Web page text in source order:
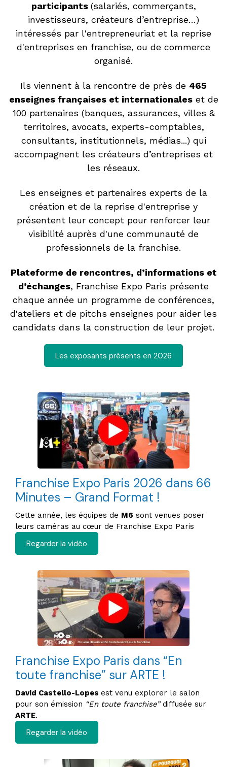
participants (salariés, commerçants,
investisseurs, créateurs d’entreprise…)
intéressés par l'entrepreneuriat et la reprise
d'entreprises en franchise, ou de commerce
organisé.
Ils viennent à la rencontre de près de 465
enseignes françaises et internationaleset de
100 partenaires (banques, assurances, villes &
territoires, avocats, experts-comptables,
consultants, institutionnels, médias...) qui
accompagnent les créateurs d’entreprises et
les réseaux.
Les enseignes et partenaires experts de la
création et de la reprise d'entreprise y
présentent leur concept pour renforcer leur
visibilité auprès d'une communauté de
professionnels de la franchise.
Plateforme de rencontres, d’informations et
d’échanges, Franchise Expo Paris présente
chaque année un programme de conférences,
d'ateliers et de pitchs enseignes pour aider les
candidats dans la construction de leur projet.
Les exposants présents en 2026
Franchise Expo Paris 2026 dans 66
Minutes – Grand Format !
Cette année, les équipes de M6 sont venues poser
leurs caméras au cœur de Franchise Expo Paris
Regarder la vidéo
Franchise Expo Paris dans “En
toute franchise” sur ARTE !
David Castello-Lopes est venu explorer le salon
pour son émission “En toute franchise”diffusée sur
ARTE.​
Regarder la vidéo